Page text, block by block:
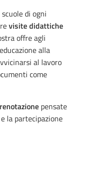
di ogni
visite didattiche
offre agli
alla
al lavoro
come
pensate
la partecipazione